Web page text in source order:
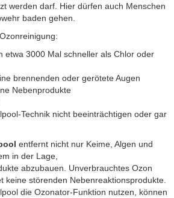
werden darf. Hier dürfen auch Menschen
baden gehen.
etwa 3000 Mal schneller als Chlor oder
brennenden oder gerötete Augen
Nebenprodukte
Technik nicht beeinträchtigen oder gar
entfernt nicht nur Keime, Algen und
in der Lage,
abzubauen. Unverbrauchtes Ozon
keine störenden Nebenreaktionsprodukte.
die Ozonator-Funktion nutzen, können